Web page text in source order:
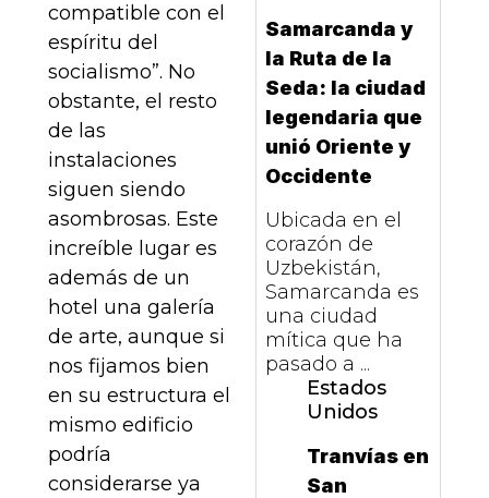
compatible con el
espíritu del
socialismo”. No
obstante, el resto
de las
instalaciones
siguen siendo
asombrosas. Este
increíble lugar es
además de un
hotel una galería
de arte, aunque si
nos fijamos bien
en su estructura el
mismo edificio
podría
considerarse ya
Samarcanda y
la Ruta de la
Seda: la ciudad
legendaria que
unió Oriente y
Occidente
Ubicada en el
corazón de
Uzbekistán,
Samarcanda es
una ciudad
mítica que ha
pasado a ...
Estados
Unidos
Tranvías en
San